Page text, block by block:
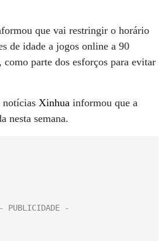
que vai restringir o horário
de idade a jogos online a 90
parte dos esforços para evitar
notícias Xinhua informou que a
nesta semana.